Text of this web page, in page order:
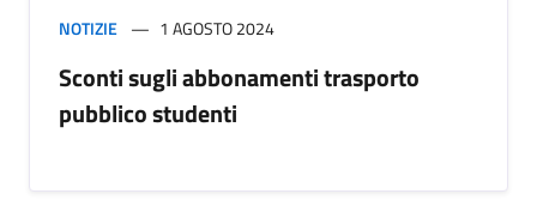
NOTIZIE 1 AGOSTO 2024
Sconti sugli abbonamenti trasporto
pubblico studenti